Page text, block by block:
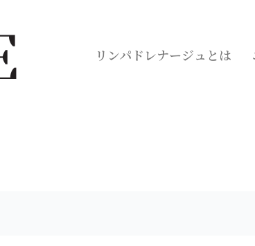
リンパドレナージュとは